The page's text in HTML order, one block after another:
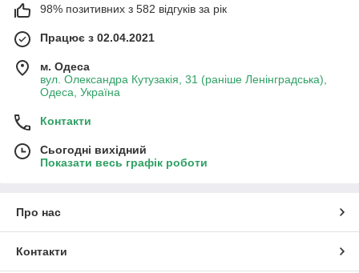
98% позитивних з 582 відгуків за рік
Працює з 02.04.2021
м. Одеса
вул. Олександра Кутузакія, 31 (раніше Ленінградська),
Одеса, Україна
Контакти
Сьогодні вихідний
Показати весь графік роботи
Про нас
Контакти